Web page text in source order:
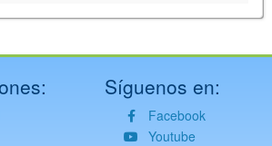
Síguenos en:
Facebook
Youtube